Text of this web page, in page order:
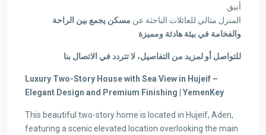
أنيق
المنزل مثالي للعائلات الباحثة عن مسكن يجمع بين الراحة
والفخامة في بيئة هادئة ومميزة
للتواصل أو لمزيد من التفاصيل، لا تتردد في الاتصال بنا
Luxury Two-Story House with Sea View in Hujeif –
Elegant Design and Premium Finishing | YemenKey
This beautiful two-story home is located in Hujeif, Aden,
featuring a scenic elevated location overlooking the main